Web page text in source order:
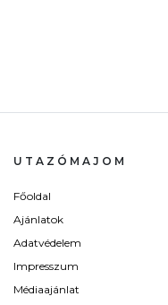
UTAZÓMAJOM
Főoldal
Ajánlatok
Adatvédelem
Impresszum
Médiaajánlat